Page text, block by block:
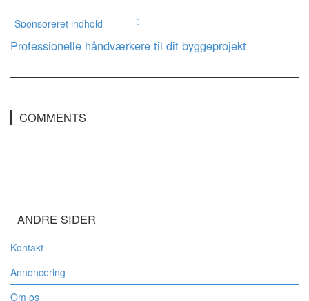
Sponsoreret indhold
Professionelle håndværkere til dit byggeprojekt
COMMENTS
ANDRE SIDER
Kontakt
Annoncering
Om os